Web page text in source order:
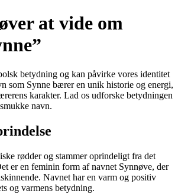
at vide om
betydning og kan påvirke vores identitet
som Synne bærer en unik historie og energi,
karakter. Lad os udforske betydningen
navn.
rødder og stammer oprindeligt fra det
er en feminin form af navnet Synnøve, der
Navnet har en varm og positiv
og varmens betydning.